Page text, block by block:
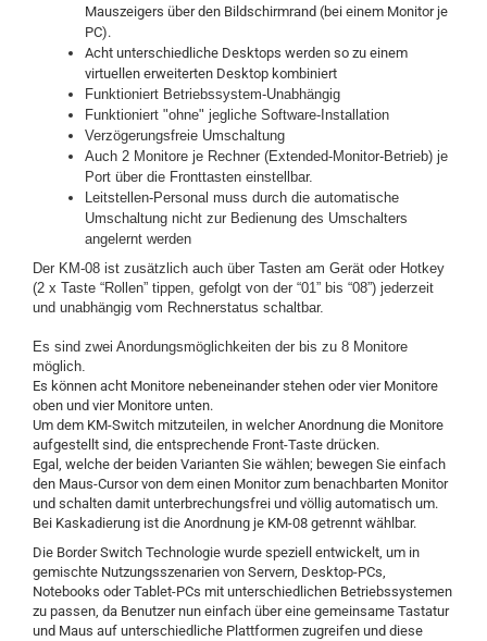
Mauszeigers über den Bildschirmrand (bei einem Monitor je
PC).
Acht unterschiedliche Desktops werden so zu einem
virtuellen erweiterten Desktop kombiniert
Funktioniert Betriebssystem-Unabhängig
Funktioniert "ohne" jegliche Software-Installation
Verzögerungsfreie Umschaltung
Auch 2 Monitore je Rechner (Extended-Monitor-Betrieb) je
Port über die Fronttasten einstellbar.
Leitstellen-Personal muss durch die automatische
Umschaltung nicht zur Bedienung des Umschalters
angelernt werden
Der KM-08 ist zusätzlich auch über Tasten am Gerät oder Hotkey
(2 x Taste “Rollen” tippen, gefolgt von der “01” bis “08”) jederzeit
und unabhängig vom Rechnerstatus schaltbar.
Es sind zwei Anordungsmöglichkeiten der bis zu 8 Monitore
möglich.
Es können acht Monitore nebeneinander stehen oder vier Monitore
oben und vier Monitore unten.
Um dem KM-Switch mitzuteilen, in welcher Anordnung die Monitore
aufgestellt sind, die entsprechende Front-Taste drücken.
Egal, welche der beiden Varianten Sie wählen; bewegen Sie einfach
den Maus-Cursor von dem einen Monitor zum benachbarten Monitor
und schalten damit unterbrechungsfrei und völlig automatisch um.
Bei Kaskadierung ist die Anordnung je KM-08 getrennt wählbar.
Die Border Switch Technologie wurde speziell entwickelt, um in
gemischte Nutzungsszenarien von Servern, Desktop-PCs,
Notebooks oder Tablet-PCs mit unterschiedlichen Betriebssystemen
zu passen, da Benutzer nun einfach über eine gemeinsame Tastatur
und Maus auf unterschiedliche Plattformen zugreifen und diese